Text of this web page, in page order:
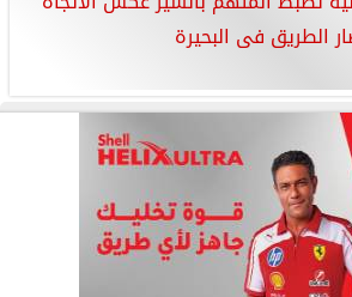
الطريق فى البحيرة